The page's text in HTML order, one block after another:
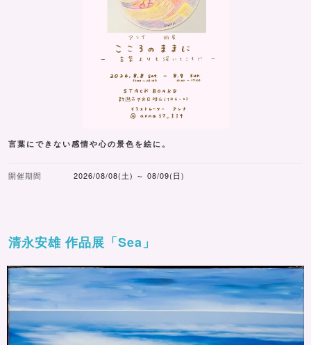
言葉にできない感情や心の景色を絵に。
開催期間 2026/08/08(土) ～ 08/09(日)
清永安雄 作品展「Sea」